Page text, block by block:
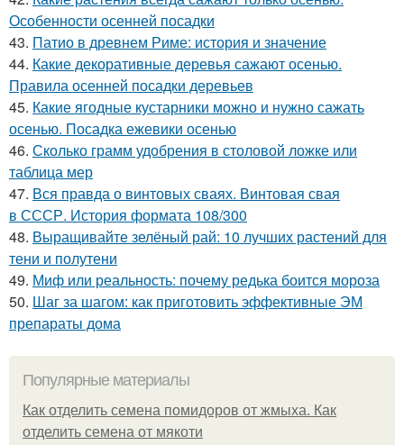
Особенности осенней посадки
43. Патио в древнем Риме: история и значение
44. Какие декоративные деревья сажают осенью.
Правила осенней посадки деревьев
45. Какие ягодные кустарники можно и нужно сажать
осенью. Посадка ежевики осенью
46. Сколько грамм удобрения в столовой ложке или
таблица мер
47. Вся правда о винтовых сваях. Винтовая свая
в СССР. История формата 108/300
48. Выращивайте зелёный рай: 10 лучших растений для
тени и полутени
49. Миф или реальность: почему редька боится мороза
50. Шаг за шагом: как приготовить эффективные ЭМ
препараты дома
Популярные материалы
Как отделить семена помидоров от жмыха. Как
отделить семена от мякоти